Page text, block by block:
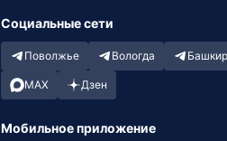
Социальные сети
Поволжье Вологда
MAX Дзен
Мобильное приложение